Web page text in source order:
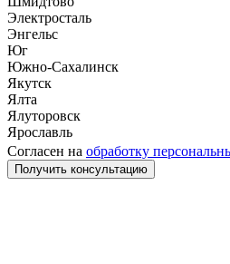
Электросталь
Энгельс
Юг
Южно-Сахалинск
Якутск
Ялта
Ялуторовск
Ярославль
Согласен на обработку
Получить консультацию